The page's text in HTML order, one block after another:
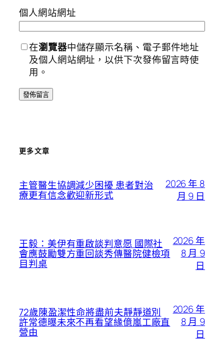
個人網站網址
在瀏覽器中儲存顯示名稱、電子郵件地址
及個人網站網址，以供下次發佈留言時使
用。
更多文章
主管醫生協調減少困擾 患者對治
療更有信念歡迎新形式
2026 年 8
月 9 日
王毅：美伊有重啟談判意愿 國際社
會應鼓勵雙方重回談秀傳醫院健檢項
目判桌
2026 年
8 月 9
日
72歲陳盈潔性命將盡前夫靜靜道別
許常德曝未來不再看望緣億嵐工廠直
營由
2026 年
8 月 9
日